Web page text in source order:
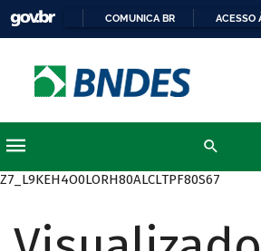
COMUNICA BR ACESSO
Z7_L9KEH4O0LORH80ALCLTPF80S67